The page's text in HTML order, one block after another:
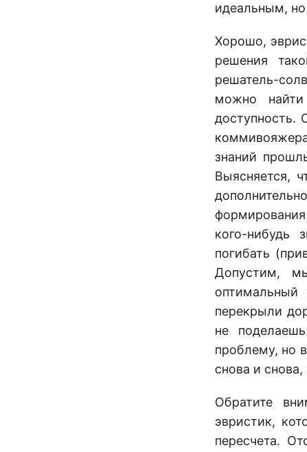
идеальным,
Хорошо,
решения
решатель-
можно
доступность.
знаний
Выясняется,
кого-нибудь
погибать
Допустим,
оптимальный
перекрыли
не
проблему, но
снова и
Обратите
эвристик,
пересчета.